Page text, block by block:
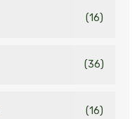
(16)
(36)
(16)